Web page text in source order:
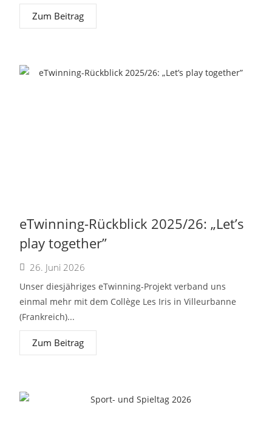
Zum Beitrag
eTwinning-Rückblick 2025/26: „Let’s
play together”
26. Juni 2026
Unser diesjähriges eTwinning-Projekt verband uns
einmal mehr mit dem Collège Les Iris in Villeurbanne
(Frankreich)...
Zum Beitrag